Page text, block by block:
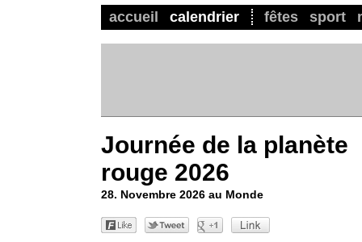
accueil calendrier fêtes sport
Journée de la planète
rouge 2026
28. Novembre 2026 au Monde